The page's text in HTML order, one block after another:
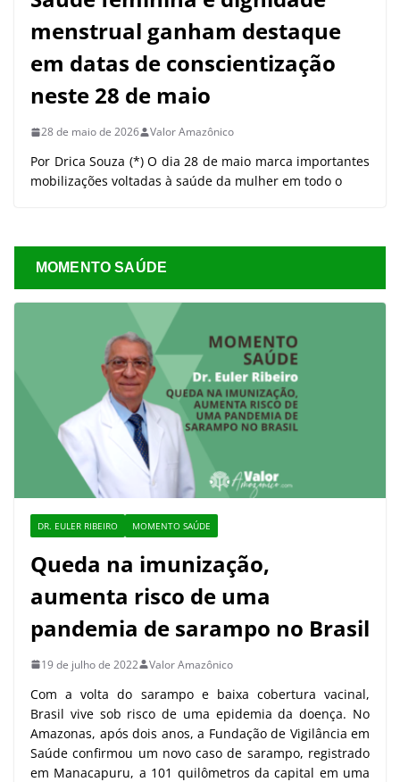
menstrual ganham destaque
em datas de conscientização
neste 28 de maio
28 de maio de 2026 Valor Amazônico
Por Drica Souza (*) O dia 28 de maio marca importantes
mobilizações voltadas à saúde da mulher em todo o
MOMENTO SAÚDE
DR. EULER RIBEIRO MOMENTO SAÚDE
Queda na imunização,
aumenta risco de uma
pandemia de sarampo no Brasil
19 de julho de 2022 Valor Amazônico
Com a volta do sarampo e baixa cobertura vacinal,
Brasil vive sob risco de uma epidemia da doença. No
Amazonas, após dois anos, a Fundação de Vigilância em
Saúde confirmou um novo caso de sarampo, registrado
em Manacapuru, a 101 quilômetros da capital em uma